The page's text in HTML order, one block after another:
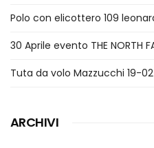
Polo con elicottero 109
30 Aprile evento THE NORTH
Tuta da volo Mazzucchi 19-02
ARCHIVI